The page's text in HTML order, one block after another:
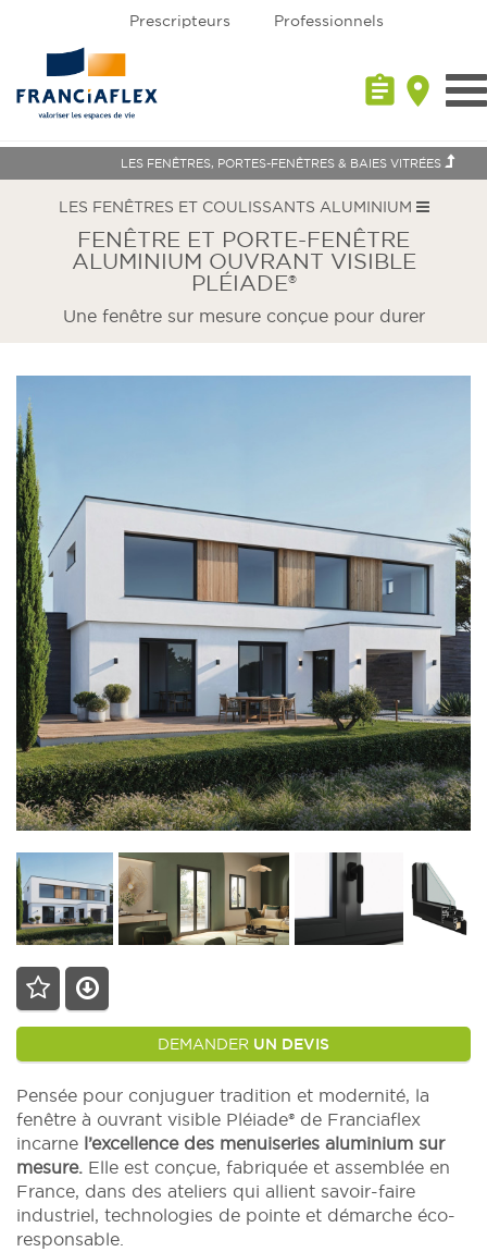
Prescripteurs Professionnels
assignment place
LES FENÊTRES, PORTES-FENÊTRES & BAIES VITRÉES
LES FENÊTRES ET COULISSANTS ALUMINIUM
FENÊTRE ET PORTE-FENÊTRE
ALUMINIUM OUVRANT VISIBLE
PLÉIADE®
Une fenêtre sur mesure conçue pour durer
DEMANDER UN DEVIS
Pensée pour conjuguer tradition et modernité, la
fenêtre à ouvrant visible Pléiade® de Franciaflex
incarne l’excellence des menuiseries aluminium sur
mesure. Elle est conçue, fabriquée et assemblée en
France, dans des ateliers qui allient savoir-faire
industriel, technologies de pointe et démarche éco-
responsable.